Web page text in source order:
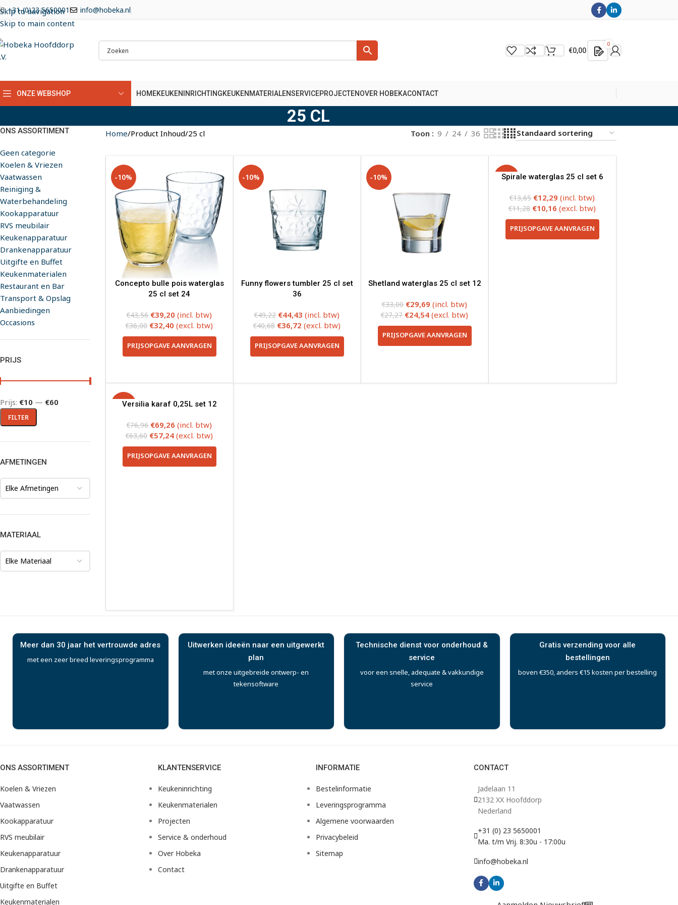
Skip to navigation
Skip to main content
+31-(0)23 5650001 info@hobeka.nl
€0,00
0
ONZE WEBSHOP HOMEKEUKENINRICHTINGKEUKENMATERIALENSERVICEPROJECTENOVER HOBEKACONTACT
25 CL
ONS ASSORTIMENT
Geen categorie
Koelen & Vriezen
Vaatwassen
Reiniging &
Waterbehandeling
Kookapparatuur
RVS meubilair
Keukenapparatuur
Drankenapparatuur
Uitgifte en Buffet
Keukenmaterialen
Restaurant en Bar
Transport & Opslag
Aanbiedingen
Occasions
PRIJS
FILTER
Prijs: €10 — €60
AFMETINGEN
Elke Afmetingen
MATERIAAL
Elke Materiaal
Home Product Inhoud 25 cl Toon 9 24 36
-10%
Concepto bulle pois waterglas
25 cl set 24
€43,56 €39,20 (incl. btw)
€36,00 €32,40 (excl. btw)
PRIJSOPGAVE AANVRAGEN
-10%
Funny flowers tumbler 25 cl set
36
€49,22 €44,43 (incl. btw)
€40,68 €36,72 (excl. btw)
PRIJSOPGAVE AANVRAGEN
-10%
Shetland waterglas 25 cl set 12
€33,00 €29,69 (incl. btw)
€27,27 €24,54 (excl. btw)
PRIJSOPGAVE AANVRAGEN
-10%
Spirale waterglas 25 cl set 6
€13,65 €12,29 (incl. btw)
€11,28 €10,16 (excl. btw)
PRIJSOPGAVE AANVRAGEN
-10%
Versilia karaf 0,25L set 12
€76,96 €69,26 (incl. btw)
€63,60 €57,24 (excl. btw)
PRIJSOPGAVE AANVRAGEN
Meer dan 30 jaar het vertrouwde adres
met een zeer breed leveringsprogramma
Uitwerken ideeën naar een uitgewerkt
plan
met onze uitgebreide ontwerp- en
tekensoftware
Technische dienst voor onderhoud &
service
voor een snelle, adequate & vakkundige
service
Gratis verzending voor alle
bestellingen
boven €350, anders €15 kosten per bestelling
ONS ASSORTIMENT
Koelen & Vriezen
Vaatwassen
Kookapparatuur
RVS meubilair
Keukenapparatuur
Drankenapparatuur
Uitgifte en Buffet
Keukenmaterialen
KLANTENSERVICE
Keukeninrichting
Keukenmaterialen
Projecten
Service & onderhoud
Over Hobeka
Contact
INFORMATIE
Bestelinformatie
Leveringsprogramma
Algemene voorwaarden
Privacybeleid
Sitemap
CONTACT
Jadelaan 11
2132 XX Hoofddorp
Nederland
+31 (0) 23 5650001
Ma. t/m Vrij. 8:30u - 17:00u
info@hobeka.nl